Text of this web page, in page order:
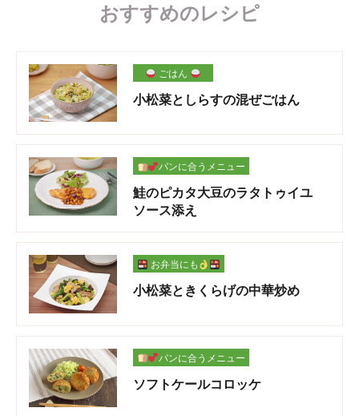
おすすめのレシピ
ごはん
小松菜としらすの混ぜごはん
パンに合うメニュー
鮭のピカタ大豆のラタトゥイユ
ソース添え
お弁当にも
小松菜ときくらげの中華炒め
パンに合うメニュー
ソフトケールコロッケ